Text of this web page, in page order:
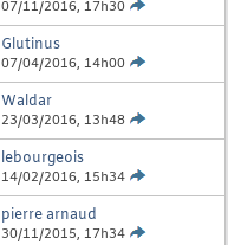
07/11/2016, 17h30
Glutinus
07/04/2016, 14h00
Waldar
23/03/2016, 13h48
lebourgeois
14/02/2016, 15h34
pierre arnaud
30/11/2015, 17h34